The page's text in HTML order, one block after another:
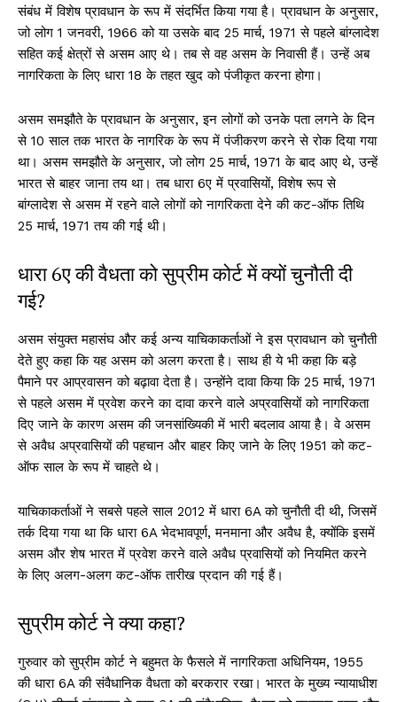
संबंध में विशेष प्रावधान के रूप में संदर्भित किया गया है। प्रावधान के अनुसार,
जो लोग 1 जनवरी, 1966 को या उसके बाद 25 मार्च, 1971 से पहले बांग्लादेश
सहित कई क्षेत्रों से असम आए थे। तब से वह असम के निवासी हैं। उन्हें अब
नागरिकता के लिए धारा 18 के तहत खुद को पंजीकृत करना होगा।
असम समझौते के प्रावधान के अनुसार, इन लोगों को उनके पता लगने के दिन
से 10 साल तक भारत के नागरिक के रूप में पंजीकरण करने से रोक दिया गया
था। असम समझौते के अनुसार, जो लोग 25 मार्च, 1971 के बाद आए थे, उन्हें
भारत से बाहर जाना तय था। तब धारा 6ए में प्रवासियों, विशेष रूप से
बांग्लादेश से असम में रहने वाले लोगों को नागरिकता देने की कट-ऑफ तिथि
25 मार्च, 1971 तय की गई थी।
धारा 6ए की वैधता को सुप्रीम कोर्ट में क्यों चुनौती दी
गई?
असम संयुक्त महासंघ और कई अन्य याचिकाकर्ताओं ने इस प्रावधान को चुनौती
देते हुए कहा कि यह असम को अलग करता है। साथ ही ये भी कहा कि बड़े
पैमाने पर आप्रवासन को बढ़ावा देता है। उन्होंने दावा किया कि 25 मार्च, 1971
से पहले असम में प्रवेश करने का दावा करने वाले अप्रवासियों को नागरिकता
दिए जाने के कारण असम की जनसांख्यिकी में भारी बदलाव आया है। वे असम
से अवैध अप्रवासियों की पहचान और बाहर किए जाने के लिए 1951 को कट-
ऑफ साल के रूप में चाहते थे।
याचिकाकर्ताओं ने सबसे पहले साल 2012 में धारा 6A को चुनौती दी थी, जिसमें
तर्क दिया गया था कि धारा 6A भेदभावपूर्ण, मनमाना और अवैध है, क्योंकि इसमें
असम और शेष भारत में प्रवेश करने वाले अवैध प्रवासियों को नियमित करने
के लिए अलग-अलग कट-ऑफ तारीख प्रदान की गई हैं।
सुप्रीम कोर्ट ने क्या कहा?
गुरुवार को सुप्रीम कोर्ट ने बहुमत के फैसले में नागरिकता अधिनियम, 1955
की धारा 6A की संवैधानिक वैधता को बरकरार रखा। भारत के मुख्य न्यायाधीश